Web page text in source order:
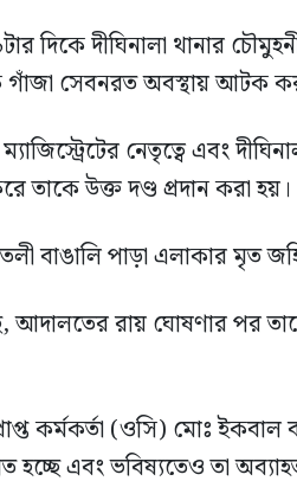
দিকে দীঘিনালা থানার
গাঁজা সেবনরত অবস্থায় আটক
নেতৃত্বে এবং
তাকে উক্ত দণ্ড প্রদান করা হয়।
বাঙালি পাড়া এলাকার মৃত
আদালতের রায় ঘোষণার পর
কর্মকর্তা (ওসি) মোঃ
হচ্ছে এবং ভবিষ্যতেও তা